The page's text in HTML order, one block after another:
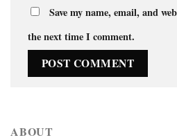
Save my name, email, and
the next time I comment.
ABOUT